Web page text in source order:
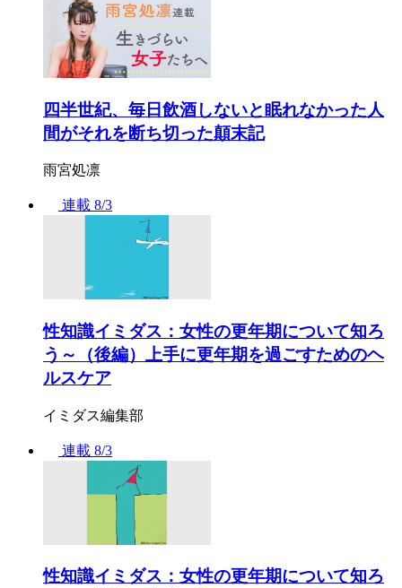
四半世紀、毎日飲酒しないと眠れなかった人
間がそれを断ち切った顛末記
雨宮処凛
連載 8/3
性知識イミダス：女性の更年期について知ろ
う～（後編）上手に更年期を過ごすためのヘ
ルスケア
イミダス編集部
連載 8/3
性知識イミダス：女性の更年期について知ろ